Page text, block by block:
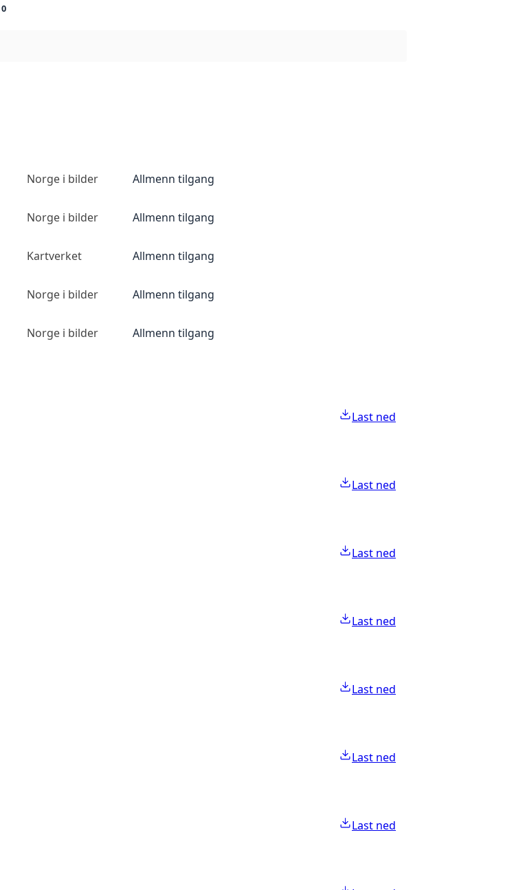
0
Norge i bilder Allmenn tilgang
Norge i bilder Allmenn tilgang
Kartverket Allmenn tilgang
Norge i bilder Allmenn tilgang
Norge i bilder Allmenn tilgang
Last ned
Last ned
Last ned
Last ned
Last ned
Last ned
Last ned